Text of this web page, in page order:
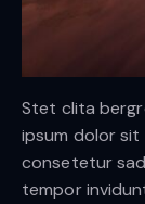
Stet clita
ipsum dolor sit
consetetur
tempor